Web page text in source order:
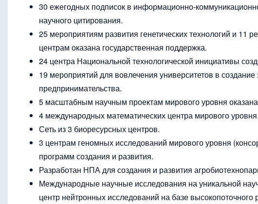
30 ежегодных подписок в информационно-
научного цитирования.
25 мероприятиям развития генетических технологий и 11
центрам оказана государственная поддержка.
24 центра Национальной технологической инициативы
19 мероприятий для вовлечения университетов в создание
предпринимательства.
5 масштабным научным проектам мирового уровня
4 международных математических центра мирового уровня.
Сеть из 3 биоресурсных центров.
3 центрам геномных исследований мирового уровня
программ создания и развития.
Разработан НПА для создания и развития
Международные научные исследования на уникальной
центр нейтронных исследований на базе